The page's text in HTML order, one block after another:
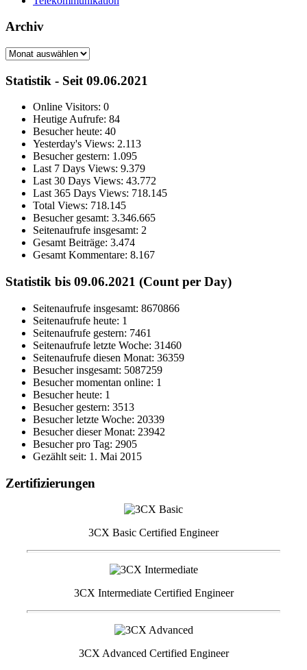
Archiv
Archiv
Statistik - Seit 09.06.2021
Online Visitors: 0
Heutige Aufrufe: 84
Besucher heute: 40
Yesterday's Views: 2.113
Besucher gestern: 1.095
Last 7 Days Views: 9.379
Last 30 Days Views: 43.772
Last 365 Days Views: 718.145
Total Views: 718.145
Besucher gesamt: 3.346.665
Seitenaufrufe insgesamt: 2
Gesamt Beiträge: 3.474
Gesamt Kommentare: 8.167
Statistik bis 09.06.2021 (Count per Day)
Seitenaufrufe insgesamt: 8670866
Seitenaufrufe heute: 1
Seitenaufrufe gestern: 7461
Seitenaufrufe letzte Woche: 31460
Seitenaufrufe diesen Monat: 36359
Besucher insgesamt: 5087259
Besucher momentan online: 1
Besucher heute: 1
Besucher gestern: 3513
Besucher letzte Woche: 20339
Besucher dieser Monat: 23942
Besucher pro Tag: 2905
Gezählt seit: 1. Mai 2015
Zertifizierungen
3CX Basic Certified Engineer
3CX Intermediate Certified Engineer
3CX Advanced Certified Engineer